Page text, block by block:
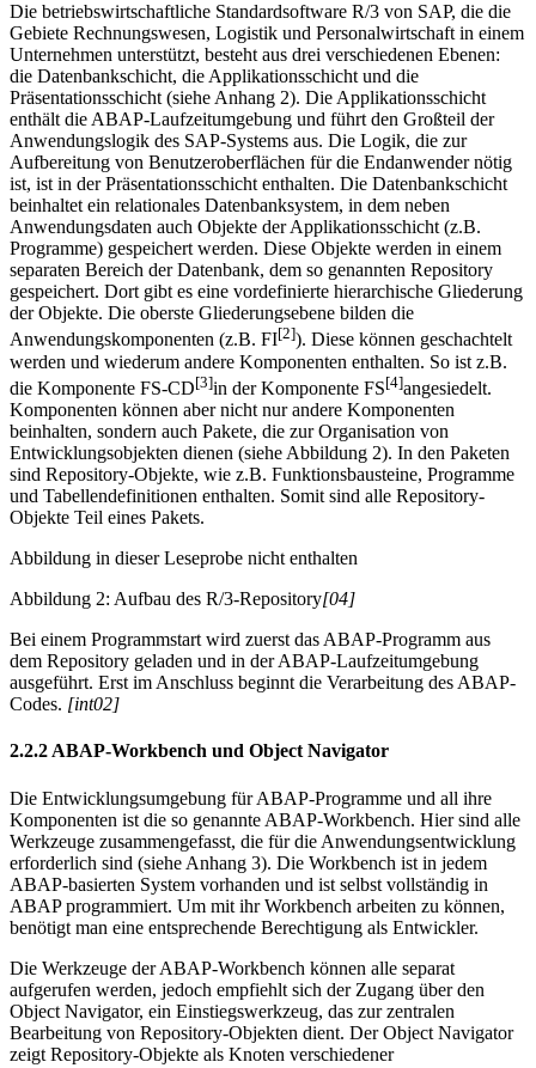
Die betriebswirtschaftliche Standardsoftware R/3 von SAP, die die
Gebiete Rechnungswesen, Logistik und Personalwirtschaft in einem
Unternehmen unterstützt, besteht aus drei verschiedenen Ebenen:
die Datenbankschicht, die Applikationsschicht und die
Präsentationsschicht (siehe Anhang 2). Die Applikationsschicht
enthält die ABAP-Laufzeitumgebung und führt den Großteil der
Anwendungslogik des SAP-Systems aus. Die Logik, die zur
Aufbereitung von Benutzeroberflächen für die Endanwender nötig
ist, ist in der Präsentationsschicht enthalten. Die Datenbankschicht
beinhaltet ein relationales Datenbanksystem, in dem neben
Anwendungsdaten auch Objekte der Applikationsschicht (z.B.
Programme) gespeichert werden. Diese Objekte werden in einem
separaten Bereich der Datenbank, dem so genannten Repository
gespeichert. Dort gibt es eine vordefinierte hierarchische Gliederung
der Objekte. Die oberste Gliederungsebene bilden die
Anwendungskomponenten (z.B. FI[2]). Diese können geschachtelt
werden und wiederum andere Komponenten enthalten. So ist z.B.
die Komponente FS-CD[3]in der Komponente FS[4]angesiedelt.
Komponenten können aber nicht nur andere Komponenten
beinhalten, sondern auch Pakete, die zur Organisation von
Entwicklungsobjekten dienen (siehe Abbildung 2). In den Paketen
sind Repository-Objekte, wie z.B. Funktionsbausteine, Programme
und Tabellendefinitionen enthalten. Somit sind alle Repository-
Objekte Teil eines Pakets.
Abbildung in dieser Leseprobe nicht enthalten
Abbildung 2: Aufbau des R/3-Repository[04]
Bei einem Programmstart wird zuerst das ABAP-Programm aus
dem Repository geladen und in der ABAP-Laufzeitumgebung
ausgeführt. Erst im Anschluss beginnt die Verarbeitung des ABAP-
Codes. [int02]
2.2.2 ABAP-Workbench und Object Navigator
Die Entwicklungsumgebung für ABAP-Programme und all ihre
Komponenten ist die so genannte ABAP-Workbench. Hier sind alle
Werkzeuge zusammengefasst, die für die Anwendungsentwicklung
erforderlich sind (siehe Anhang 3). Die Workbench ist in jedem
ABAP-basierten System vorhanden und ist selbst vollständig in
ABAP programmiert. Um mit ihr Workbench arbeiten zu können,
benötigt man eine entsprechende Berechtigung als Entwickler.
Die Werkzeuge der ABAP-Workbench können alle separat
aufgerufen werden, jedoch empfiehlt sich der Zugang über den
Object Navigator, ein Einstiegswerkzeug, das zur zentralen
Bearbeitung von Repository-Objekten dient. Der Object Navigator
zeigt Repository-Objekte als Knoten verschiedener